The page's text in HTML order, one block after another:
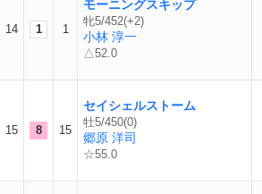
14 1 1
モーニングスキップ
牝5/452(+2)
小林 淳一
△52.0
15 8 15
セイシェルストーム
牡5/450(0)
郷原 洋司
☆55.0